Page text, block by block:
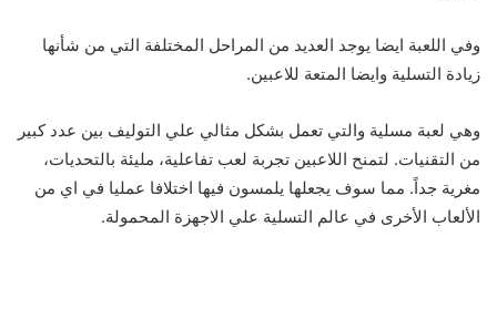
وفي اللعبة ايضا يوجد العديد من المراحل المختلفة التي من شأنها
زيادة التسلية وايضا المتعة للاعبين.
وهي لعبة مسلية والتي تعمل بشكل مثالي علي التوليف بين عدد كبير
من التقنيات. لتمنح اللاعبين تجربة لعب تفاعلية، مليئة بالتحديات،
مغرية جداً. مما سوف يجعلها يلمسون فيها اختلافا عمليا في اي من
الألعاب الأخرى في عالم التسلية علي الاجهزة المحمولة.